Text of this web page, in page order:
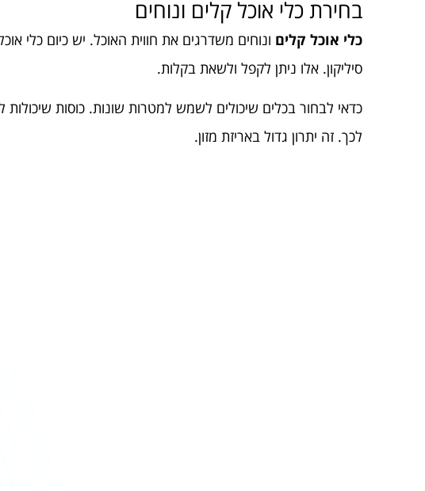
בחירת כלי אוכל קלים ונוחים
כלי אוכל קלים ונוחים משדרגים את חווית האוכל. יש כיום כלי
סיליקון. אלו ניתן לקפל ולשאת בקלות.
כדאי לבחור בכלים שיכולים לשמש למטרות שונות. כוסות
לכך. זה יתרון גדול באריזת מזון.